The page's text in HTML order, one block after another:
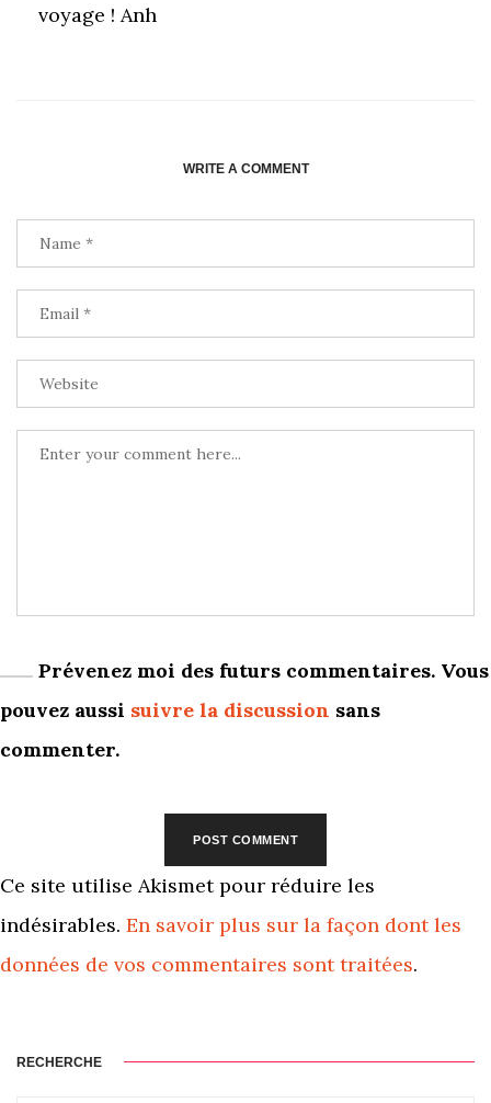
voyage ! Anh
WRITE A COMMENT
Prévenez moi des futurs commentaires. Vous
pouvez aussi suivre la discussion sans
commenter.
Ce site utilise Akismet pour réduire les
indésirables. En savoir plus sur la façon dont les
données de vos commentaires sont traitées.
RECHERCHE